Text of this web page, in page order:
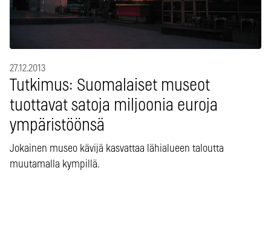
27.12.2013
Tutkimus: Suomalaiset museot
tuottavat satoja miljoonia euroja
ympäristöönsä
Jokainen museo kävijä kasvattaa lähialueen taloutta
muutamalla kympillä.